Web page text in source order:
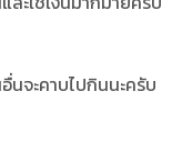
นจะคาบไปกินนะครับ